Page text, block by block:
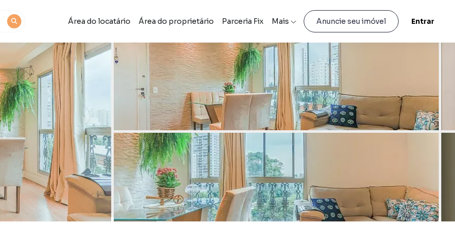
Área do locatário Área do proprietário Parceria Fix Mais Anuncie seu imóvel Entrar